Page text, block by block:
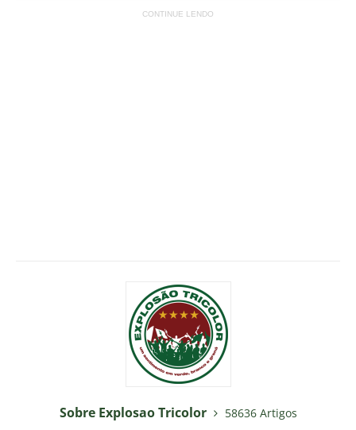
CONTINUE LENDO
Sobre Explosao Tricolor
58636 Artigos